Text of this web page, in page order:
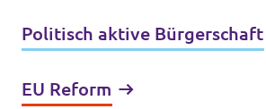
Politisch aktive Bürgerschaft
EU Reform